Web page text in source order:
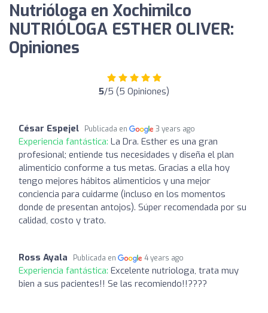
Nutrióloga en Xochimilco
NUTRIÓLOGA ESTHER OLIVER:
Opiniones
5/5 (5 Opiniones)
César Espejel Publicada en 3 years ago
Experiencia fantástica: La Dra. Esther es una gran
profesional; entiende tus necesidades y diseña el plan
alimenticio conforme a tus metas. Gracias a ella hoy
tengo mejores hábitos alimenticios y una mejor
conciencia para cuidarme (incluso en los momentos
donde de presentan antojos). Súper recomendada por su
calidad, costo y trato.
Ross Ayala Publicada en 4 years ago
Experiencia fantástica: Excelente nutriologa, trata muy
bien a sus pacientes!! Se las recomiendo!!????